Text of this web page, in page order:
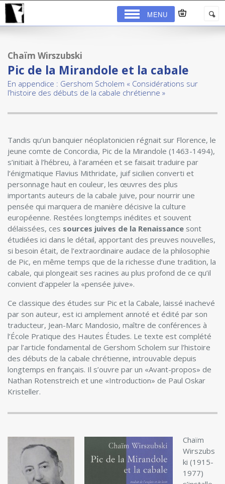
MENU
Chaïm Wirszubski
Pic de la Mirandole et la cabale
En appendice : Gershom Scholem « Considérations sur
l’histoire des débuts de la cabale chrétienne »
Tandis qu’un banquier néoplatonicien régnait sur Florence, le
jeune comte de Concordia, Pic de la Mirandole (1463-1494),
s’initiait à l’hébreu, à l’araméen et se faisait traduire par
l’énigmatique Flavius Mithridate, juif sicilien converti et
personnage haut en couleur, les œuvres des plus
importants auteurs de la cabale juive, pour nourrir une
pensée qui marquera de manière décisive la culture
européenne. Restées longtemps inédites et souvent
délaissées, ces sources juives de la Renaissance sont
étudiées ici dans le détail, apportant des preuves nouvelles,
si besoin était, de l’extraordinaire audace de la philosophie
de Pic, en même temps que de la richesse d’une tradition, la
cabale, qui plongeait ses racines au plus profond de ce qu’il
convient d’appeler la «pensée juive».
Ce classique des études sur Pic et la Cabale, laissé inachevé
par son auteur, est ici amplement annoté et édité par son
traducteur, Jean-Marc Mandosio, maître de conférences à
l’École Pratique des Hautes Études. Le texte est complété
par l’article fondamental de Gershom Scholem sur l’histoire
des débuts de la cabale chrétienne, introuvable depuis
longtemps en français. Il s’ouvre par un «Avant-propos» de
Nathan Rotenstreich et une «Introduction» de Paul Oskar
Kristeller.
Chaïm
Wirszubs
ki (1915-
1977)